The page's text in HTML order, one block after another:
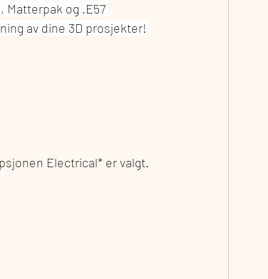
Matterpak og .E57
av dine 3D prosjekter!
Electrical* er valgt.